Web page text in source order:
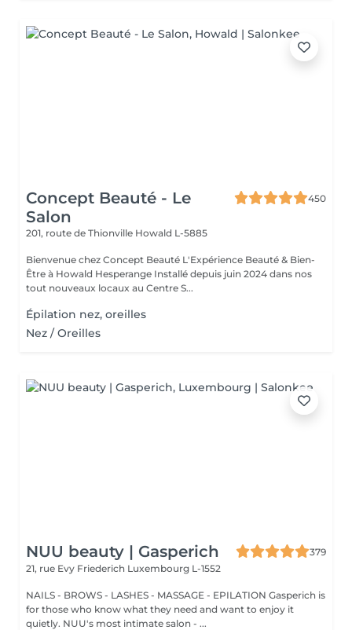
Concept Beauté - Le
Salon
450
201, route de Thionville Howald L-5885
Bienvenue chez Concept Beauté L'Expérience Beauté & Bien-
Être à Howald Hesperange Installé depuis juin 2024 dans nos
tout nouveaux locaux au Centre S...
Épilation nez, oreilles
Nez / Oreilles
NUU beauty | Gasperich
379
21, rue Evy Friederich Luxembourg L-1552
NAILS - BROWS - LASHES - MASSAGE - EPILATION Gasperich is
for those who know what they need and want to enjoy it
quietly. NUU's most intimate salon - ...